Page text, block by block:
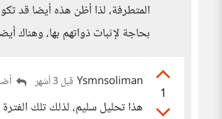
المتطرفة، لذا أظن هذه أيضا قد
بحاجة لإثبات ذواتهم بها، وهناك
1
Ysmnsoliman قبل 3 أشهر
هذا تحليل سليم، لذلك تلك